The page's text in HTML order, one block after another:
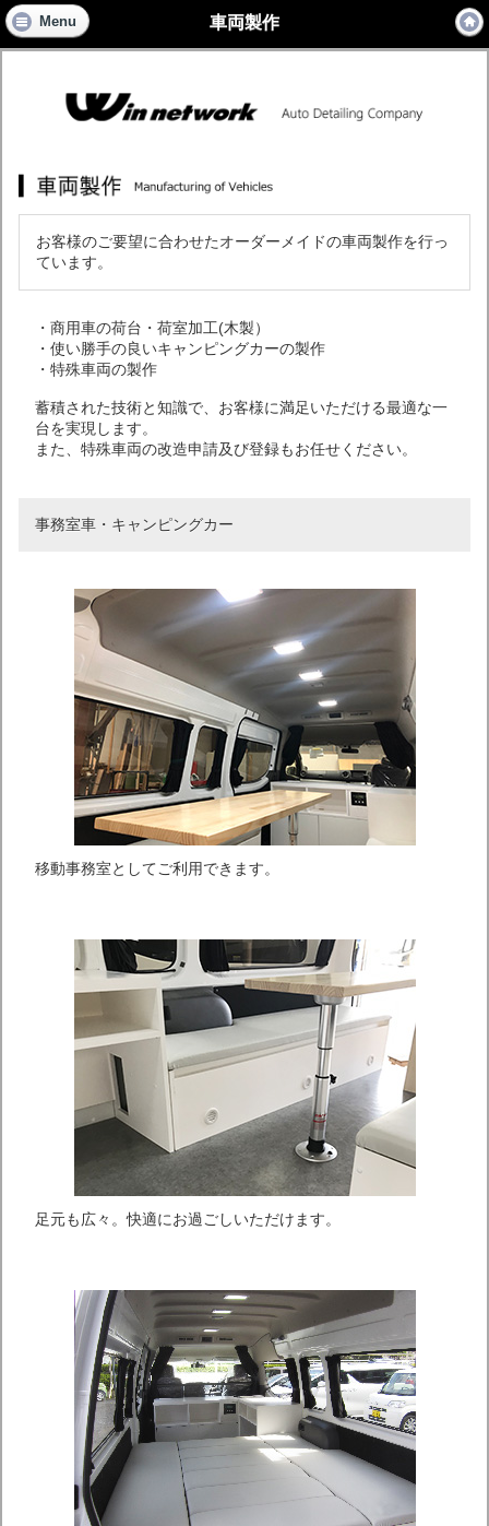
Menu 車両製作
お客様のご要望に合わせたオーダーメイドの車両製作を行っ
ています。
・商用車の荷台・荷室加工(木製）
・使い勝手の良いキャンピングカーの製作
・特殊車両の製作
蓄積された技術と知識で、お客様に満足いただける最適な一
台を実現します。
また、特殊車両の改造申請及び登録もお任せください。
事務室車・キャンピングカー
移動事務室としてご利用できます。
足元も広々。快適にお過ごしいただけます。